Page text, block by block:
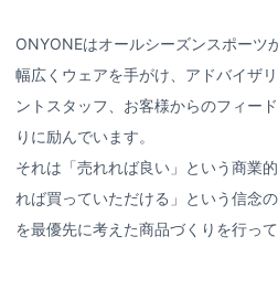
ONYONEはオールシーズンスポーツ
幅広くウェアを手がけ、アドバイザ
ントスタッフ、お客様からのフィー
りに励んでいます。
それは「売れれば良い」という商業
れば買っていただける」という信念
を最優先に考えた商品づくりを行って